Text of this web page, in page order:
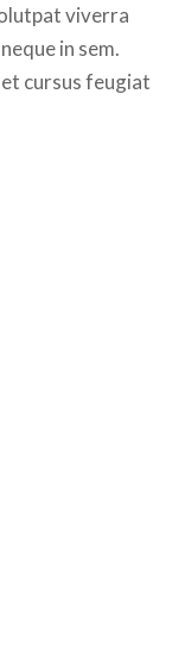
viverra
in sem.
cursus feugiat